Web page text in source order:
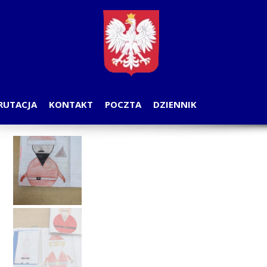
KONTAKT POCZTA DZIENNIK